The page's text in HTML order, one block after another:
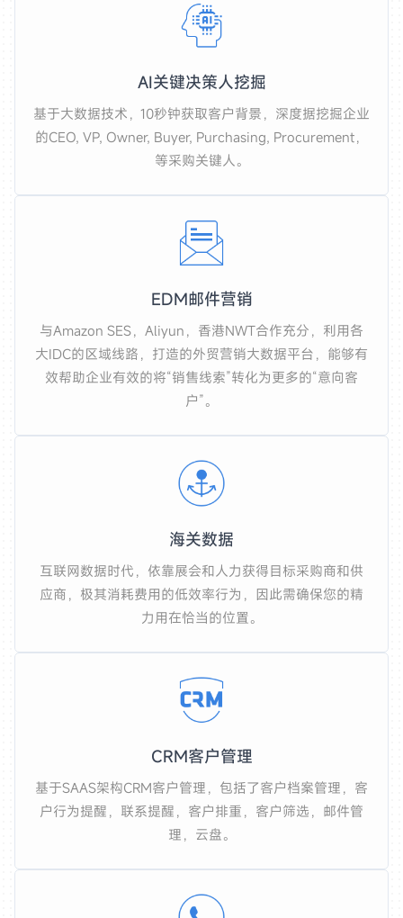
AI关键决策人挖掘
基于大数据技术，10秒钟获取客户背景，深度据挖掘企业
的CEO, VP, Owner, Buyer, Purchasing, Procurement，
等采购关键人。
EDM邮件营销
与Amazon SES，Aliyun，香港NWT合作充分，利用各
大IDC的区域线路，打造的外贸营销大数据平台，能够有
效帮助企业有效的将“销售线索”转化为更多的“意向客
户”。
海关数据
互联网数据时代，依靠展会和人力获得目标采购商和供
应商，极其消耗费用的低效率行为，因此需确保您的精
力用在恰当的位置。
CRM客户管理
基于SAAS架构CRM客户管理，包括了客户档案管理，客
户行为提醒，联系提醒，客户排重，客户筛选，邮件管
理，云盘。